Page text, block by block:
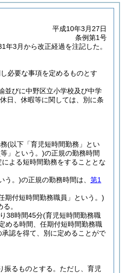
平成10年3月27日
条例第1号
3月から改正経過を注記した。
必要な事項を定めるものとす
並びに中野区立小学校及び中学
日、休暇等に関しては、別に条
(以下「育児短時間勤務」とい
」という。)の正規の勤務時間
よる短時間勤務をすることとな
う。)の正規の勤務時間は、 第1
期付短時間勤務職員」という。)
。
38時間45分(育児短時間勤務職
める時間、任期付短時間勤務職
承認を得て、別に定めることがで
るものとする。 ただし、育児